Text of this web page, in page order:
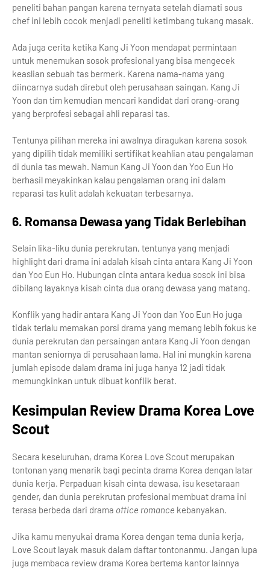
peneliti bahan pangan karena ternyata setelah diamati sous
chef ini lebih cocok menjadi peneliti ketimbang tukang masak.
Ada juga cerita ketika Kang Ji Yoon mendapat permintaan
untuk menemukan sosok profesional yang bisa mengecek
keaslian sebuah tas bermerk. Karena nama-nama yang
diincarnya sudah direbut oleh perusahaan saingan, Kang Ji
Yoon dan tim kemudian mencari kandidat dari orang-orang
yang berprofesi sebagai ahli reparasi tas.
Tentunya pilihan mereka ini awalnya diragukan karena sosok
yang dipilih tidak memiliki sertifikat keahlian atau pengalaman
di dunia tas mewah. Namun Kang Ji Yoon dan Yoo Eun Ho
berhasil meyakinkan kalau pengalaman orang ini dalam
reparasi tas kulit adalah kekuatan terbesarnya.
6. Romansa Dewasa yang Tidak Berlebihan
Selain lika-liku dunia perekrutan, tentunya yang menjadi
highlight dari drama ini adalah kisah cinta antara Kang Ji Yoon
dan Yoo Eun Ho. Hubungan cinta antara kedua sosok ini bisa
dibilang layaknya kisah cinta dua orang dewasa yang matang.
Konflik yang hadir antara Kang Ji Yoon dan Yoo Eun Ho juga
tidak terlalu memakan porsi drama yang memang lebih fokus ke
dunia perekrutan dan persaingan antara Kang Ji Yoon dengan
mantan seniornya di perusahaan lama. Hal ini mungkin karena
jumlah episode dalam drama ini juga hanya 12 jadi tidak
memungkinkan untuk dibuat konflik berat.
Kesimpulan Review Drama Korea Love
Scout
Secara keseluruhan, drama Korea Love Scout merupakan
tontonan yang menarik bagi pecinta drama Korea dengan latar
dunia kerja. Perpaduan kisah cinta dewasa, isu kesetaraan
gender, dan dunia perekrutan profesional membuat drama ini
terasa berbeda dari drama office romance kebanyakan.
Jika kamu menyukai drama Korea dengan tema dunia kerja,
Love Scout layak masuk dalam daftar tontonanmu. Jangan lupa
juga membaca review drama Korea bertema kantor lainnya